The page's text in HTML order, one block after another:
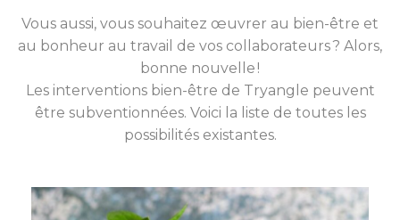
Vous aussi, vous souhaitez œuvrer au bien-être et
au bonheur au travail de vos collaborateurs ? Alors,
bonne nouvelle !
Les interventions bien-être de Tryangle peuvent
être subventionnées. Voici la liste de toutes les
possibilités existantes.